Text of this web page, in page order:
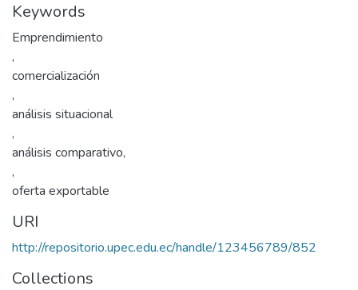
Keywords
Emprendimiento
,
comercialización
,
análisis situacional
,
análisis comparativo,
,
oferta exportable
URI
http://repositorio.upec.edu.ec/handle/123456789/852
Collections